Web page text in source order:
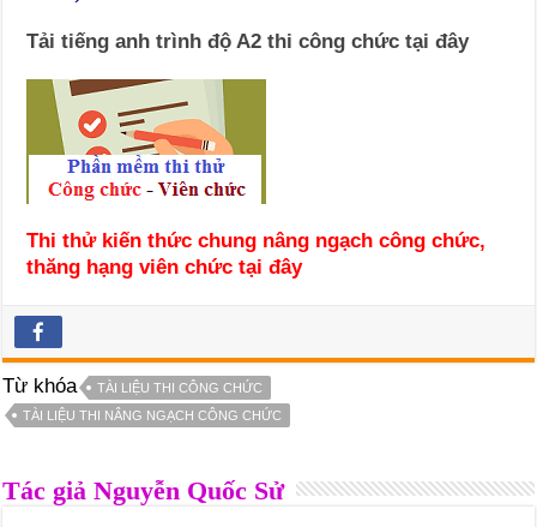
Tải tiếng anh trình độ A2 thi công chức tại đây
Thi thử kiến thức chung nâng ngạch công chức,
thăng hạng viên chức tại đây
Từ khóa
TÀI LIỆU THI CÔNG CHỨC
TÀI LIỆU THI NÂNG NGẠCH CÔNG CHỨC
Tác giả Nguyễn Quốc Sử